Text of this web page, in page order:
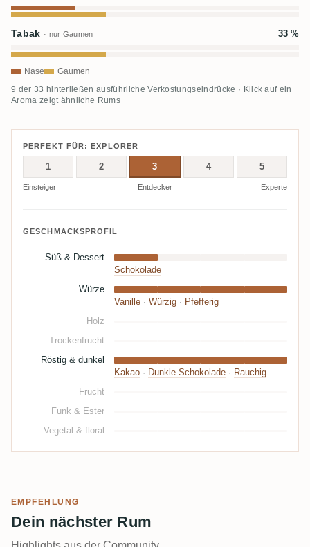
Tabak · nur Gaumen 33 %
Nase Gaumen
9 der 33 hinterließen ausführliche Verkostungseindrücke · Klick auf ein
Aroma zeigt ähnliche Rums
PERFEKT FÜR: EXPLORER
1 2 3 4 5
Einsteiger Entdecker Experte
GESCHMACKSPROFIL
Süß & Dessert
Schokolade
Würze
Vanille · Würzig · Pfefferig
Holz
Trockenfrucht
Röstig & dunkel
Kakao · Dunkle Schokolade · Rauchig
Frucht
Funk & Ester
Vegetal & floral
EMPFEHLUNG
Dein nächster Rum